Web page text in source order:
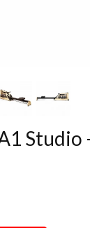
Studio